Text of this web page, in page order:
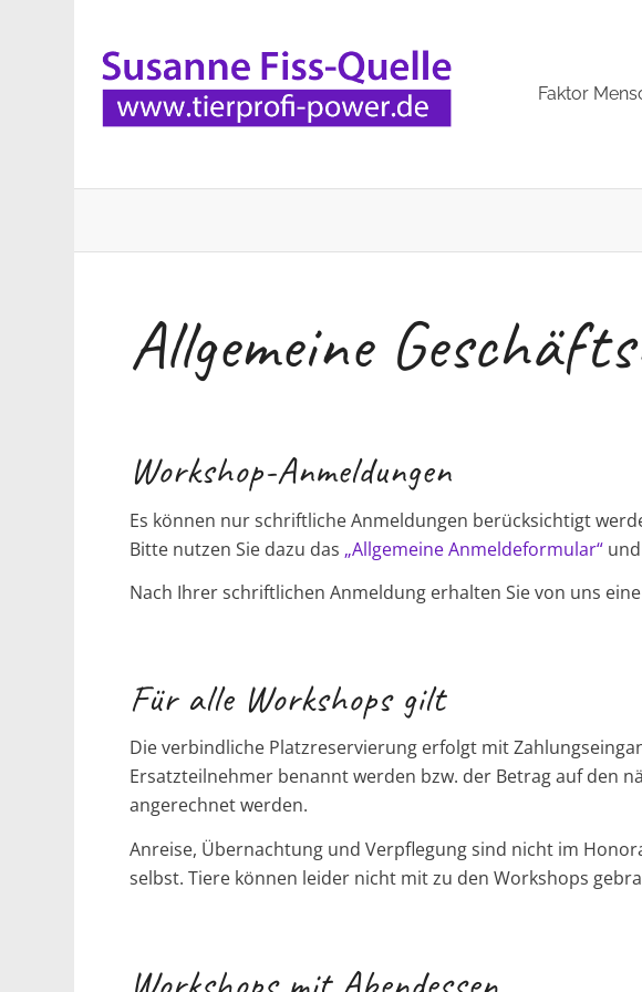
Faktor
Allgemeine
Workshop-Anmeldungen
Es können nur schriftliche Anmeldungen berücksichtigt
Bitte nutzen Sie dazu das „Allgemeine Anmeldeformular“
Nach Ihrer schriftlichen Anmeldung erhalten Sie von uns
Für alle Workshops gilt
Die verbindliche Platzreservierung erfolgt mit
Ersatzteilnehmer benannt werden bzw. der Betrag auf den
angerechnet werden.
Anreise, Übernachtung und Verpflegung sind nicht im
selbst. Tiere können leider nicht mit zu den Workshops